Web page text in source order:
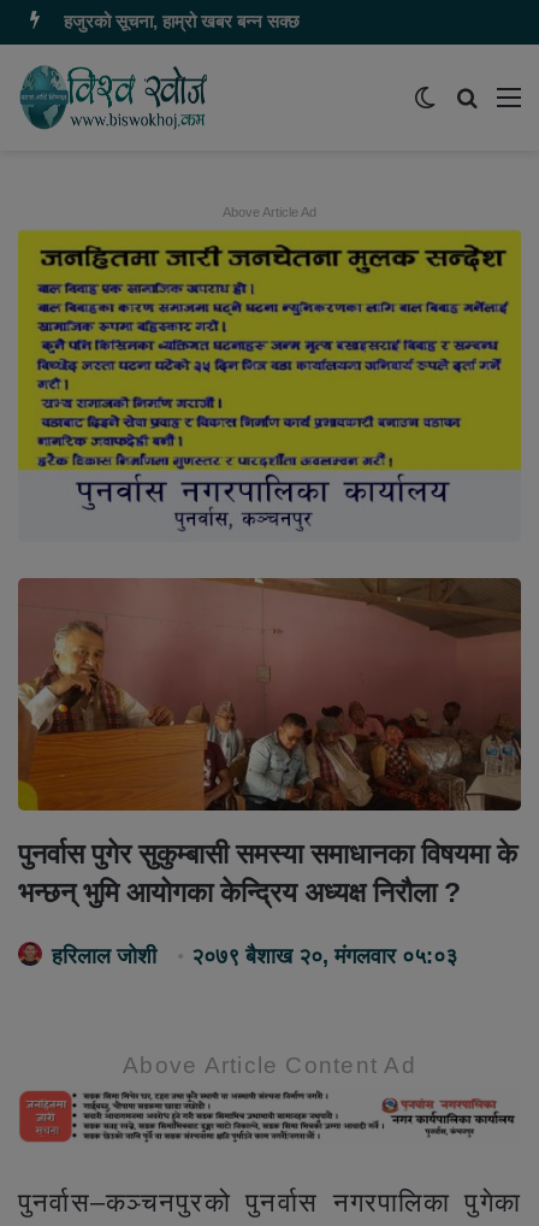
हजुरको सूचना, हाम्रो खबर बन्न सक्छ
समाचार
Switch
Above Article Ad
पुनर्वास पुगेर सुकुम्बासी समस्या समाधानका विषयमा के
भन्छन् भुमि आयोगका केन्द्रिय अध्यक्ष निरौला ?
हरिलाल जोशी २०७९ बैशाख २०, मंगलवार ०५:०३
Above Article Content Ad
पुनर्वास–कञ्चनपुरको पुनर्वास नगरपालिका पुगेका